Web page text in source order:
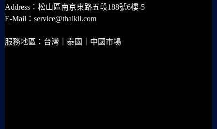
Address：松山區南京東路五段188號6樓-5
E-Mail：service@thaikii.com
服務地區：台灣｜泰國｜中國市場